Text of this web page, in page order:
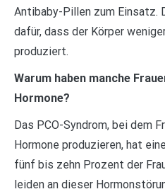
Antibaby-Pillen zum
dafür, dass der Körper
produziert.
Warum haben manche
Hormone?
Das PCO-Syndrom, bei dem
Hormone produzieren, hat
fünf bis zehn Prozent der
leiden an dieser